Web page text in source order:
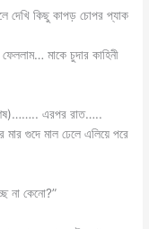
দেখি কিছু কাপড় চোপর প্যাক
মাকে চুদার কাহিনী
এরপর রাত…..
মার গুদে মাল ঢেলে এলিয়ে পরে
না কেনো?”